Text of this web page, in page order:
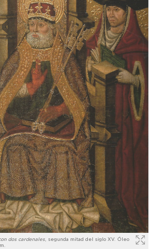
dos cardenales, segunda mitad del siglo XV. Óleo